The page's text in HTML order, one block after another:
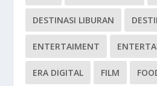
DESTINASI LIBURAN
ENTERTAIMENT
ERA DIGITAL FILM